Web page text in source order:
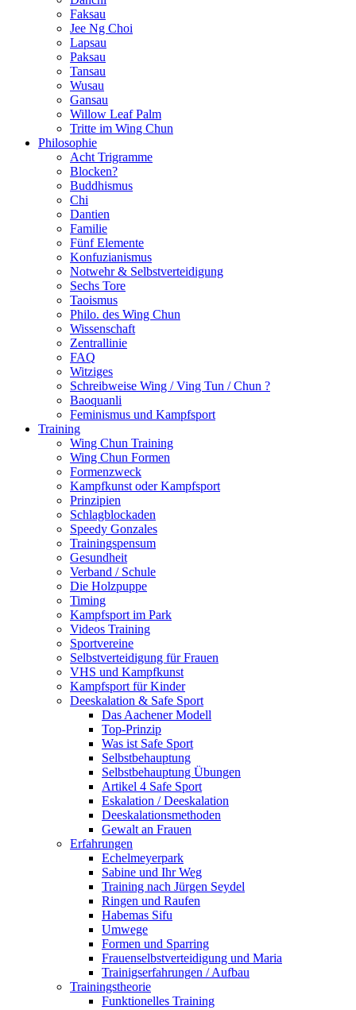
Faksau
Jee Ng Choi
Lapsau
Paksau
Tansau
Wusau
Gansau
Willow Leaf Palm
Tritte im Wing Chun
Philosophie
Acht Trigramme
Blocken?
Buddhismus
Chi
Dantien
Familie
Fünf Elemente
Konfuzianismus
Notwehr & Selbstverteidigung
Sechs Tore
Taoismus
Philo. des Wing Chun
Wissenschaft
Zentrallinie
FAQ
Witziges
Schreibweise Wing / Ving Tun / Chun ?
Baoquanli
Feminismus und Kampfsport
Training
Wing Chun Training
Wing Chun Formen
Formenzweck
Kampfkunst oder Kampfsport
Prinzipien
Schlagblockaden
Speedy Gonzales
Trainingspensum
Gesundheit
Verband / Schule
Die Holzpuppe
Timing
Kampfsport im Park
Videos Training
Sportvereine
Selbstverteidigung für Frauen
VHS und Kampfkunst
Kampfsport für Kinder
Deeskalation & Safe Sport
Das Aachener Modell
Top-Prinzip
Was ist Safe Sport
Selbstbehauptung
Selbstbehauptung Übungen
Artikel 4 Safe Sport
Eskalation / Deeskalation
Deeskalationsmethoden
Gewalt an Frauen
Erfahrungen
Echelmeyerpark
Sabine und Ihr Weg
Training nach Jürgen Seydel
Ringen und Raufen
Habemas Sifu
Umwege
Formen und Sparring
Frauenselbstverteidigung und Maria
Trainigserfahrungen / Aufbau
Trainingstheorie
Funktionelles Training